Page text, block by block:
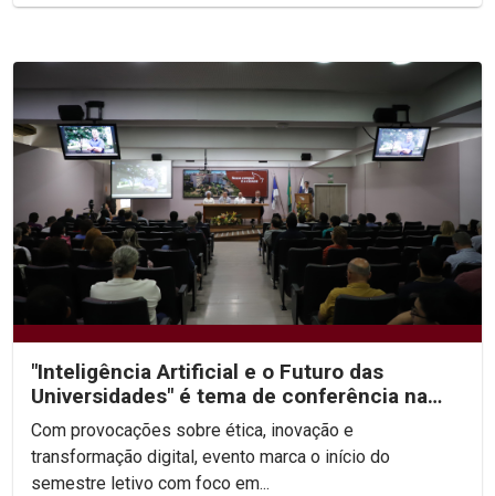
"Inteligência Artificial e o Futuro das
Universidades" é tema de conferência na
abertura da...
Com provocações sobre ética, inovação e
transformação digital, evento marca o início do
semestre letivo com foco em...